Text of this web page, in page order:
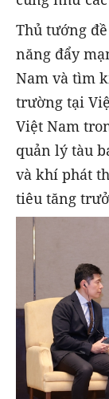
Thủ tướng
năng đẩy
Nam và tìm
trường tại
Việt Nam
quản lý tàu
và khí phát
tiêu tăng